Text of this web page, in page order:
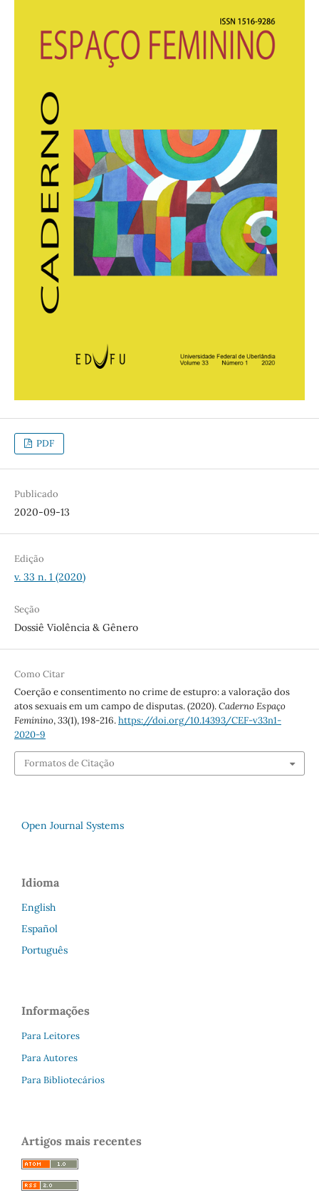
PDF
Publicado
2020-09-13
Edição
v. 33 n. 1 (2020)
Seção
Dossiê Violência & Gênero
Como Citar
Coerção e consentimento no crime de estupro: a valoração dos
atos sexuais em um campo de disputas. (2020).Caderno Espaço
Feminino,33(1), 198-216.https://doi.org/10.14393/CEF-v33n1-
2020-9
Formatos de Citação
Open Journal Systems
Idioma
English
Español
Português
Informações
Para Leitores
Para Autores
Para Bibliotecários
Artigos mais recentes